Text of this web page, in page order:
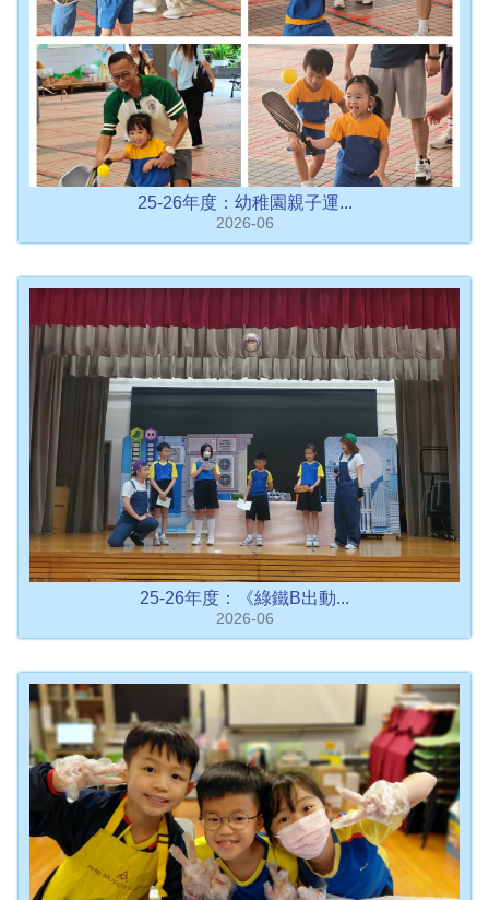
25-26年度：幼稚園親子運...
2026-06
25-26年度：《綠鐵B出動...
2026-06